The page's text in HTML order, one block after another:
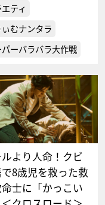
ティ
ぃむナンタラ
ーバラバラ大作戦
より人命！クビ
8歳児を救った救
士に「かっこい